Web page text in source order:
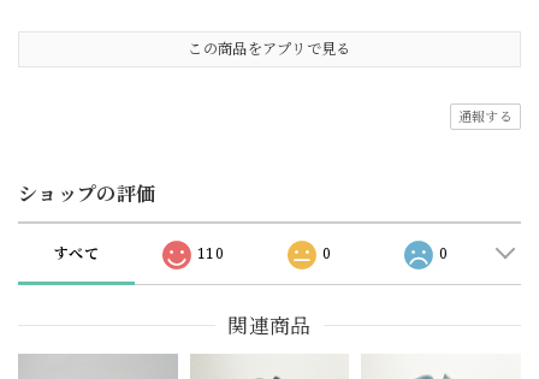
この商品をアプリで見る
通報する
ショップの評価
すべて 110 0 0
関連商品